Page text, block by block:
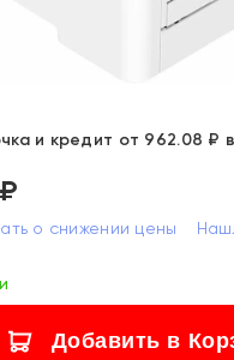
и кредит от 962.08 ₽
о снижении цены
Добавить в